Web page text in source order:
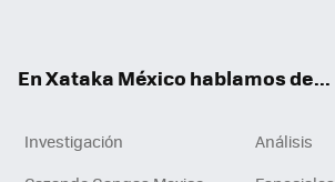
En Xataka México hablamos de...
Investigación
Análisis